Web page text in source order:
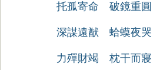
托孤寄命 破鏡重圓
深謀遠猷 蛤蟆夜哭
力殫財竭 枕干而寢